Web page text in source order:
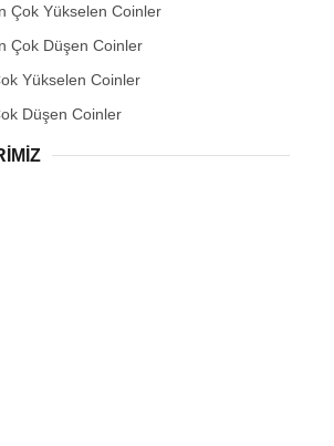
Çok Yükselen Coinler
Çok Düşen Coinler
Yükselen Coinler
Düşen Coinler